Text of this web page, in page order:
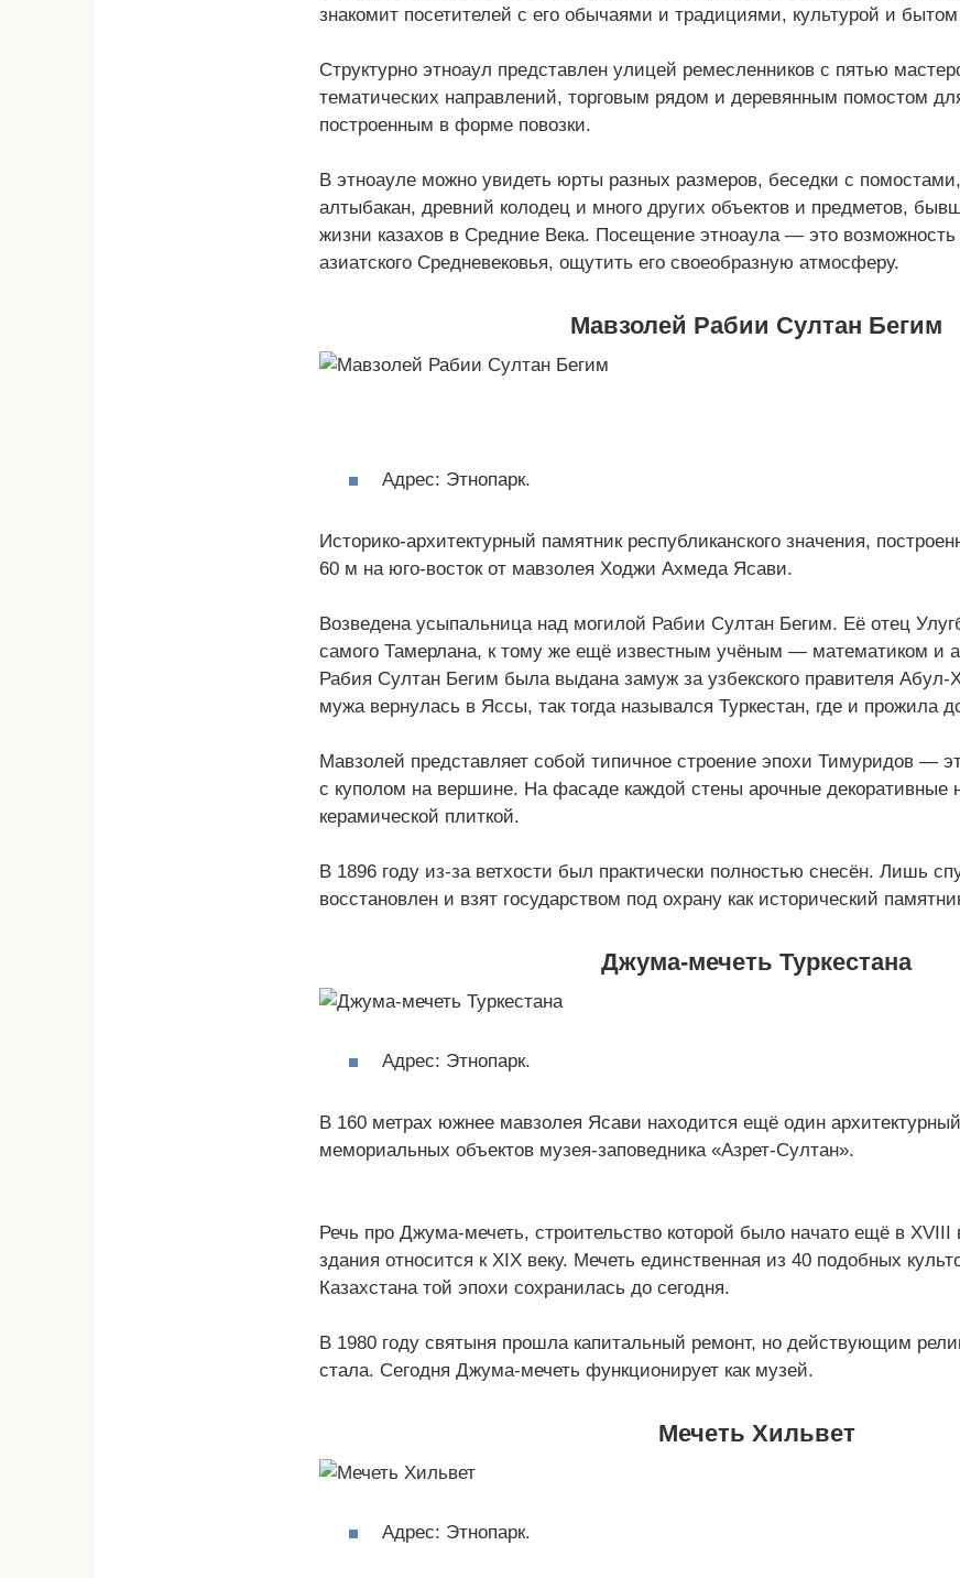
знакомит посетителей с его обычаями и традициями, культурой и
Структурно этноаул представлен улицей ремесленников с пятью
тематических направлений, торговым рядом и деревянным помостом
построенным в форме повозки.
В этноауле можно увидеть юрты разных размеров, беседки с
алтыбакан, древний колодец и много других объектов и предметов,
жизни казахов в Средние Века. Посещение этноаула — это возможность
азиатского Средневековья, ощутить его своеобразную атмосферу.
Мавзолей Рабии Султан Бегим
Адрес: Этнопарк.
Историко-архитектурный памятник республиканского значения,
60 м на юго-восток от мавзолея Ходжи Ахмеда Ясави.
Возведена усыпальница над могилой Рабии Султан Бегим. Её отец
самого Тамерлана, к тому же ещё известным учёным — математиком и
Рабия Султан Бегим была выдана замуж за узбекского правителя
мужа вернулась в Яссы, так тогда назывался Туркестан, где и прожила
Мавзолей представляет собой типичное строение эпохи Тимуридов —
с куполом на вершине. На фасаде каждой стены арочные
керамической плиткой.
В 1896 году из-за ветхости был практически полностью снесён. Лишь
восстановлен и взят государством под охрану как исторический
Джума-мечеть Туркестана
Адрес: Этнопарк.
В 160 метрах южнее мавзолея Ясави находится ещё один
мемориальных объектов музея-заповедника «Азрет-Султан».
Речь про Джума-мечеть, строительство которой было начато ещё в
здания относится к XIX веку. Мечеть единственная из 40 подобных
Казахстана той эпохи сохранилась до сегодня.
В 1980 году святыня прошла капитальный ремонт, но действующим
стала. Сегодня Джума-мечеть функционирует как музей.
Мечеть Хильвет
Адрес: Этнопарк.